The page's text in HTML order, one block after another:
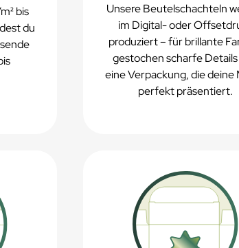
bis
du
Unsere Beutelschachteln
im Digital- oder
produziert – für brillante
gestochen scharfe
eine Verpackung, die deine
perfekt präsentiert.